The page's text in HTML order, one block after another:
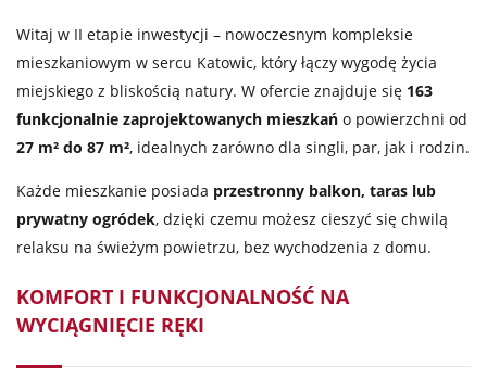
Witaj w II etapie inwestycji – nowoczesnym kompleksie
mieszkaniowym w sercu Katowic, który łączy wygodę życia
miejskiego z bliskością natury. W ofercie znajduje się 163
funkcjonalnie zaprojektowanych mieszkań o powierzchni od
27 m² do 87 m², idealnych zarówno dla singli, par, jak i rodzin.
Każde mieszkanie posiada przestronny balkon, taras lub
prywatny ogródek, dzięki czemu możesz cieszyć się chwilą
relaksu na świeżym powietrzu, bez wychodzenia z domu.
KOMFORT I FUNKCJONALNOŚĆ NA
WYCIĄGNIĘCIE RĘKI